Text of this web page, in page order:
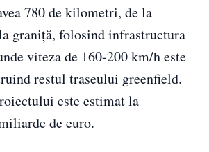
780 de kilometri, de la
graniță, folosind infrastructura
viteza de 160-200 km/h este
restul traseului greenfield.
este estimat la
de euro.